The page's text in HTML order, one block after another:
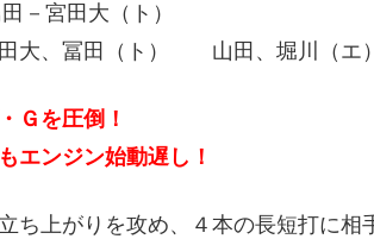
宮田大（ト）
、冨田（ト） 山田、堀川（エ）
Ｇを圧倒！
エンジン始動遅し！
ち上がりを攻め、４本の長短打に相